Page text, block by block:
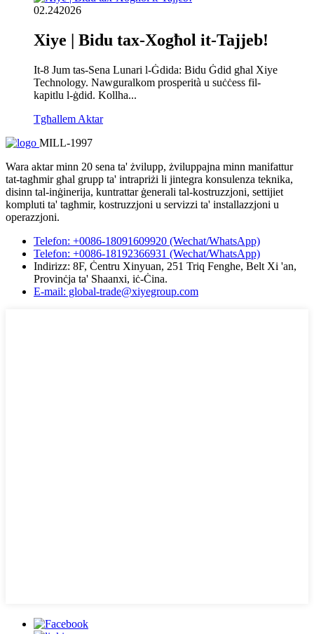
02.242026
Xiye | Bidu tax-Xogħol it-Tajjeb!
It-8 Jum tas-Sena Lunari l-Ġdida: Bidu Ġdid għal Xiye
Technology. Nawguralkom prosperità u suċċess fil-
kapitlu l-ġdid. Kollha...
Tgħallem Aktar
MILL-1997
Wara aktar minn 20 sena ta' żvilupp, żviluppajna minn manifattur
tat-tagħmir għal grupp ta' intrapriżi li jintegra konsulenza teknika,
disinn tal-inġinerija, kuntrattar ġenerali tal-kostruzzjoni, settijiet
kompluti ta' tagħmir, kostruzzjoni u servizzi ta' installazzjoni u
operazzjoni.
Telefon: +0086-18091609920 (Wechat/WhatsApp)
Telefon: +0086-18192366931 (Wechat/WhatsApp)
Indirizz: 8F, Ċentru Xinyuan, 251 Triq Fenghe, Belt Xi 'an,
Provinċja ta' Shaanxi, iċ-Ċina.
E-mail: global-trade@xiyegroup.com